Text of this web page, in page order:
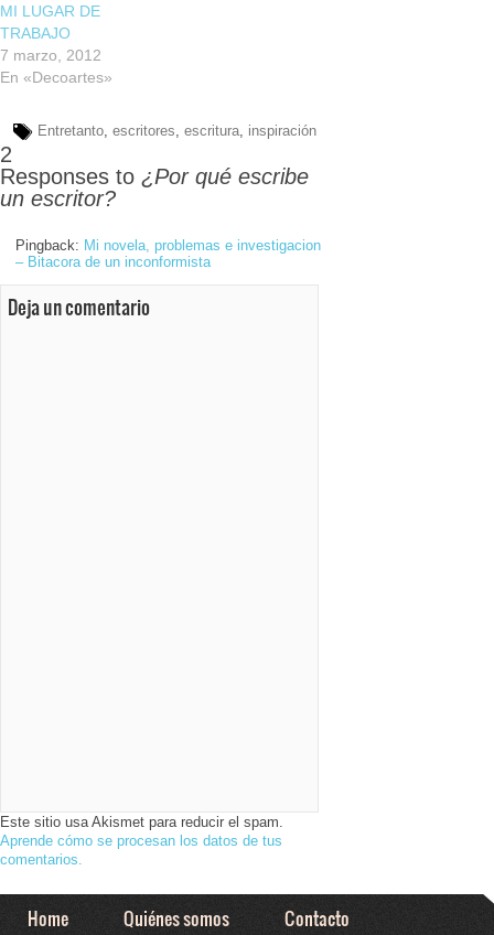
MI LUGAR DE
TRABAJO
7 marzo, 2012
En «Decoartes»
Entretanto, escritores escritura, inspiración
2
Responses to ¿Por qué escribe
un escritor?
Pingback: Mi novela, problemas e investigacion
– Bitacora de un inconformista
Deja un comentario
Este sitio usa Akismet para reducir el spam.
Aprende cómo se procesan los datos de tus
comentarios.
Home Quiénes somos Contacto